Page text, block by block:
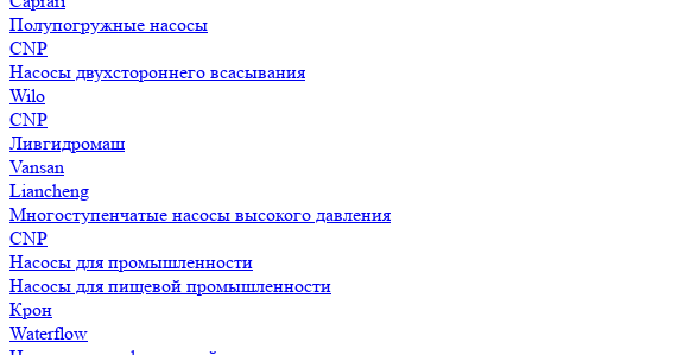
Полупогружные насосы
CNP
Насосы двухстороннего всасывания
Wilo
CNP
Ливгидромаш
Vansan
Liancheng
Многоступенчатые насосы высокого давления
CNP
Насосы для промышленности
Насосы для пищевой промышленности
Крон
Waterflow